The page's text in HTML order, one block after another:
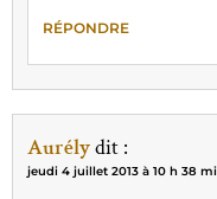
RÉPONDRE
Aurélydit :
jeudi 4 juillet 2013 à 10 h 38